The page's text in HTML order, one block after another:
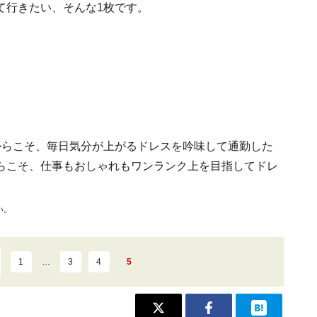
きたい、そんな1枚です。
こそ、毎日気分が上がるドレスを吟味して通勤した
そ、仕事もおしゃれもワンランク上を目指してドレ
1 … 3 4 5